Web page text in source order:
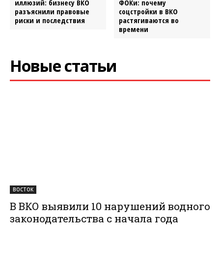
иллюзий: бизнесу ВКО
разъяснили правовые
риски и последствия
ФОКи: почему
соцстройки в ВКО
растягиваются во
времени
Новые статьи
ВОСТОК
В ВКО выявили 10 нарушений водного
законодательства с начала года